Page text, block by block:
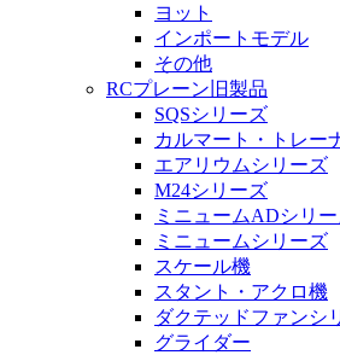
ヨット
インポートモデル
その他
RCプレーン旧製品
SQSシリーズ
カルマート・トレー
エアリウムシリーズ
M24シリーズ
ミニュームADシリ
ミニュームシリーズ
スケール機
スタント・アクロ機
ダクテッドファンシ
グライダー